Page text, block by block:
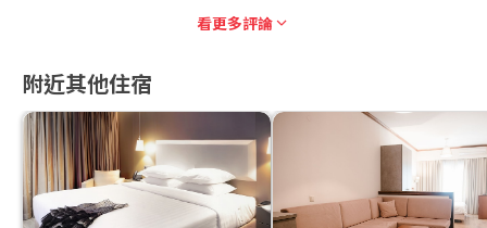
看更多評論
附近其他住宿